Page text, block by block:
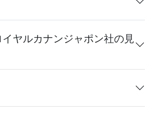
ヤルカナンジャポン社の見